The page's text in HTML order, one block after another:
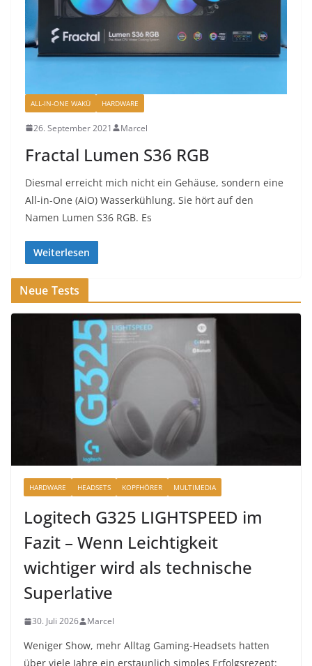
ALL-IN-ONE WAKÜ HARDWARE
26. September 2021 Marcel
Fractal Lumen S36 RGB
Diesmal erreicht mich nicht ein Gehäuse, sondern eine
All-in-One (AiO) Wasserkühlung. Sie hört auf den
Namen Lumen S36 RGB. Es
Weiterlesen
Neue Tests
HARDWARE HEADSETS KOPFHÖRER MULTIMEDIA
Logitech G325 LIGHTSPEED im
Fazit – Wenn Leichtigkeit
wichtiger wird als technische
Superlative
30. Juli 2026 Marcel
Weniger Show, mehr Alltag Gaming-Headsets hatten
über viele Jahre ein erstaunlich simples Erfolgsrezept: